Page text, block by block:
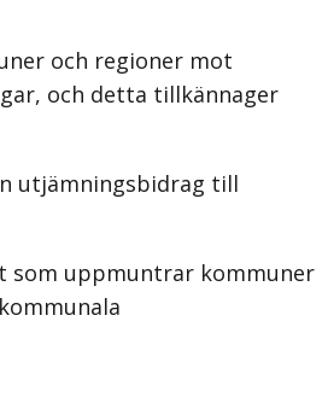
och regioner mot
och detta tillkännager
utjämningsbidrag till
som uppmuntrar kommuner